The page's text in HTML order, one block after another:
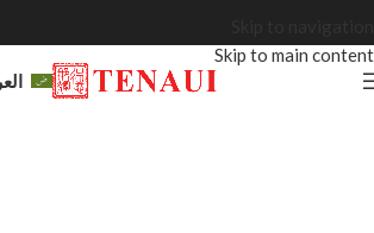
Skip to main content